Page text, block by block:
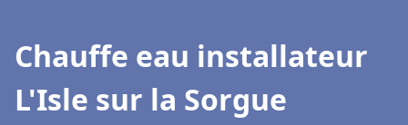
Chauffe eau installateur
L'Isle sur la Sorgue